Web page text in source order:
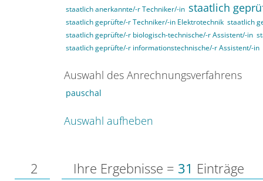
staatlich anerkannte/-r Techniker/-in staatlich
staatlich geprüfte/-r Techniker/-in Elektrotechnik staatlich
staatlich geprüfte/-r biologisch-technische/-r Assistent/-in
staatlich geprüfte/-r informationstechnische/-r Assistent/-in
Auswahl des Anrechnungsverfahrens
pauschal
Auswahl aufheben
2 Ihre Ergebnisse = 31 Einträge